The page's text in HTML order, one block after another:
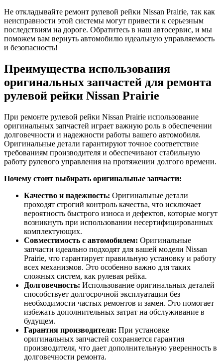
Не откладывайте ремонт рулевой рейки Nissan Prairie, так как
неисправности этой системы могут привести к серьезным
последствиям на дороге. Обратитесь в наш автосервис, и мы
поможем вам вернуть автомобилю идеальную управляемость
и безопасность!
Преимущества использования
оригинальных запчастей для ремонта
рулевой рейки Nissan Prairie
При ремонте рулевой рейки Nissan Prairie использование
оригинальных запчастей играет важную роль в обеспечении
долговечности и надежности работы вашего автомобиля.
Оригинальные детали гарантируют точное соответствие
требованиям производителя и обеспечивают стабильную
работу рулевого управления на протяжении долгого времени.
Почему стоит выбирать оригинальные запчасти:
Качество и надежность: Оригинальные детали
проходят строгий контроль качества, что исключает
вероятность быстрого износа и дефектов, которые могут
возникнуть при использовании несертифицированных
комплектующих.
Совместимость с автомобилем: Оригинальные
запчасти идеально подходят для вашей модели Nissan
Prairie, что гарантирует правильную установку и работу
всех механизмов. Это особенно важно для таких
сложных систем, как рулевая рейка.
Долговечность: Использование оригинальных деталей
способствует долгосрочной эксплуатации без
необходимости частых ремонтов и замен. Это помогает
избежать дополнительных затрат на обслуживание в
будущем.
Гарантия производителя: При установке
оригинальных запчастей сохраняется гарантия
производителя, что дает дополнительную уверенность в
долговечности ремонта.